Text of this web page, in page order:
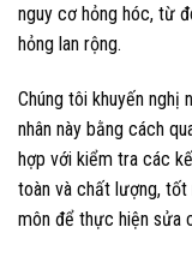
nguy cơ hỏng hóc, từ
hỏng lan rộng.
Chúng tôi khuyến
nhân này bằng cách
hợp với kiểm tra các
toàn và chất lượng,
môn để thực hiện sửa